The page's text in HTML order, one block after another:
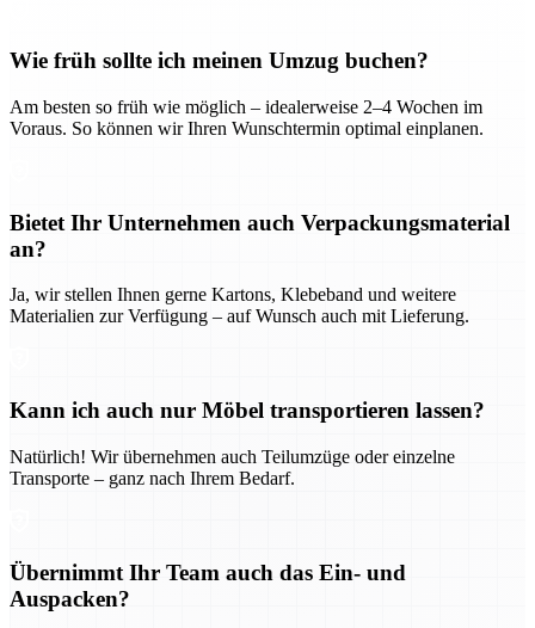
Wie früh sollte ich meinen Umzug buchen?
Am besten so früh wie möglich – idealerweise 2–4 Wochen im
Voraus. So können wir Ihren Wunschtermin optimal einplanen.
Bietet Ihr Unternehmen auch Verpackungsmaterial
an?
Ja, wir stellen Ihnen gerne Kartons, Klebeband und weitere
Materialien zur Verfügung – auf Wunsch auch mit Lieferung.
Kann ich auch nur Möbel transportieren lassen?
Natürlich! Wir übernehmen auch Teilumzüge oder einzelne
Transporte – ganz nach Ihrem Bedarf.
Übernimmt Ihr Team auch das Ein- und
Auspacken?